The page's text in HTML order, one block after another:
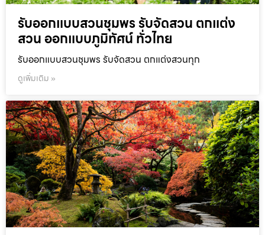
รับออกแบบสวนชุมพร รับจัดสวน ตกแต่ง
สวน ออกแบบภูมิทัศน์ ทั่วไทย
รับออกแบบสวนชุมพร รับจัดสวน ตกแต่งสวนทุก
ดูเพิ่มเติม »